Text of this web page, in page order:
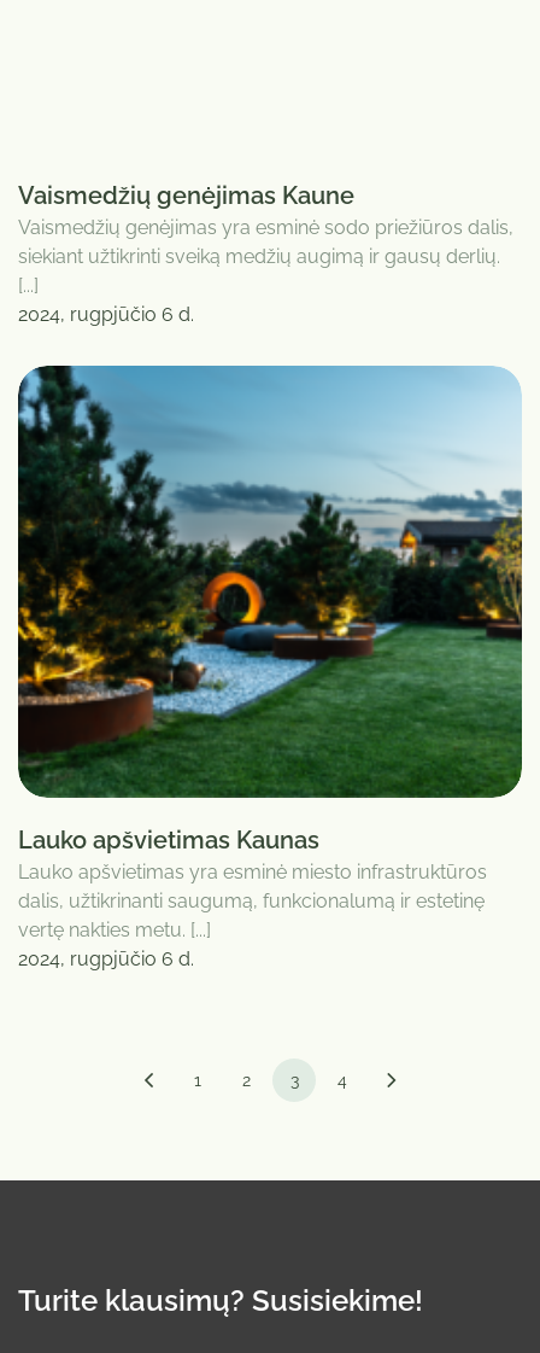
Vaismedžių genėjimas Kaune
Vaismedžių genėjimas yra esminė sodo priežiūros dalis,
siekiant užtikrinti sveiką medžių augimą ir gausų derlių.
[...]
2024, rugpjūčio 6 d.
Lauko apšvietimas Kaunas
Lauko apšvietimas yra esminė miesto infrastruktūros
dalis, užtikrinanti saugumą, funkcionalumą ir estetinę
vertę nakties metu. [...]
2024, rugpjūčio 6 d.
1 2 3 4
Turite klausimų? Susisiekime!